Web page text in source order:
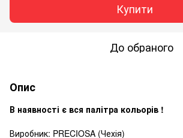
Купити
До обраного
Опис
В наявності є вся палітра кольорів !
Виробник: PRECIOSA (Чехія)